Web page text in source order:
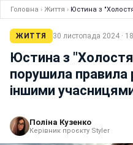
Головна › Життя › Юстина з
ЖИТТЯ 30 листопада 2024 ·
Юстина з
порушила правила
іншими
Поліна Кузенко
Керівник проєкту Styler